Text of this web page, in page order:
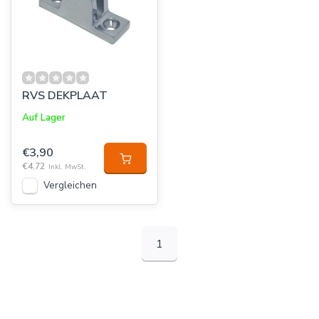
RVS DEKPLAAT
Auf Lager
€3,90
€4,72 Inkl. MwSt.
Vergleichen
1